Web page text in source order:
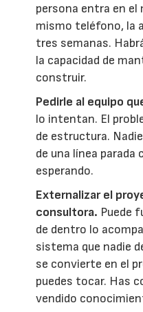
persona entra en el
mismo teléfono, la
tres semanas.
la capacidad de
construir.
Pedirle al equipo
lo intentan. El
de estructura.
de una línea parada
esperando.
Externalizar el
consultora. Puede
de dentro lo
sistema que nadie
se convierte en el
puedes tocar. Has
vendido